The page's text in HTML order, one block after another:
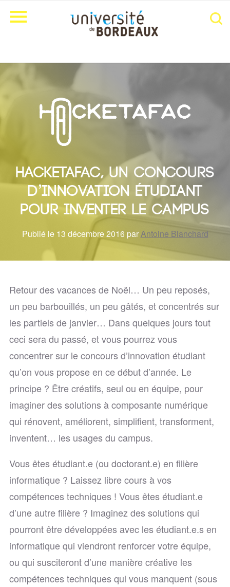
Hacketafac, un concours
d’innovation étudiant
pour inventer le campus
Publié le 13 décembre 2016 parAntoine Blanchard
Retour des vacances de Noël… Un peu reposés,
un peu barbouillés, un peu gâtés, et concentrés sur
les partiels de janvier… Dans quelques jours tout
ceci sera du passé, et vous pourrez vous
concentrer sur le concours d’innovation étudiant
qu’on vous propose en ce début d’année. Le
principe ? Être créatifs, seul ou en équipe, pour
imaginer des solutions à composante numérique
qui rénovent, améliorent, simplifient, transforment,
inventent… les usages du campus.
Vous êtes étudiant.e (ou doctorant.e) en filière
informatique ? Laissez libre cours à vos
compétences techniques ! Vous êtes étudiant.e
d’une autre filière ? Imaginez des solutions qui
pourront être développées avec les étudiant.e.s en
informatique qui viendront renforcer votre équipe,
ou qui susciteront d’une manière créative les
compétences techniques qui vous manquent (sous